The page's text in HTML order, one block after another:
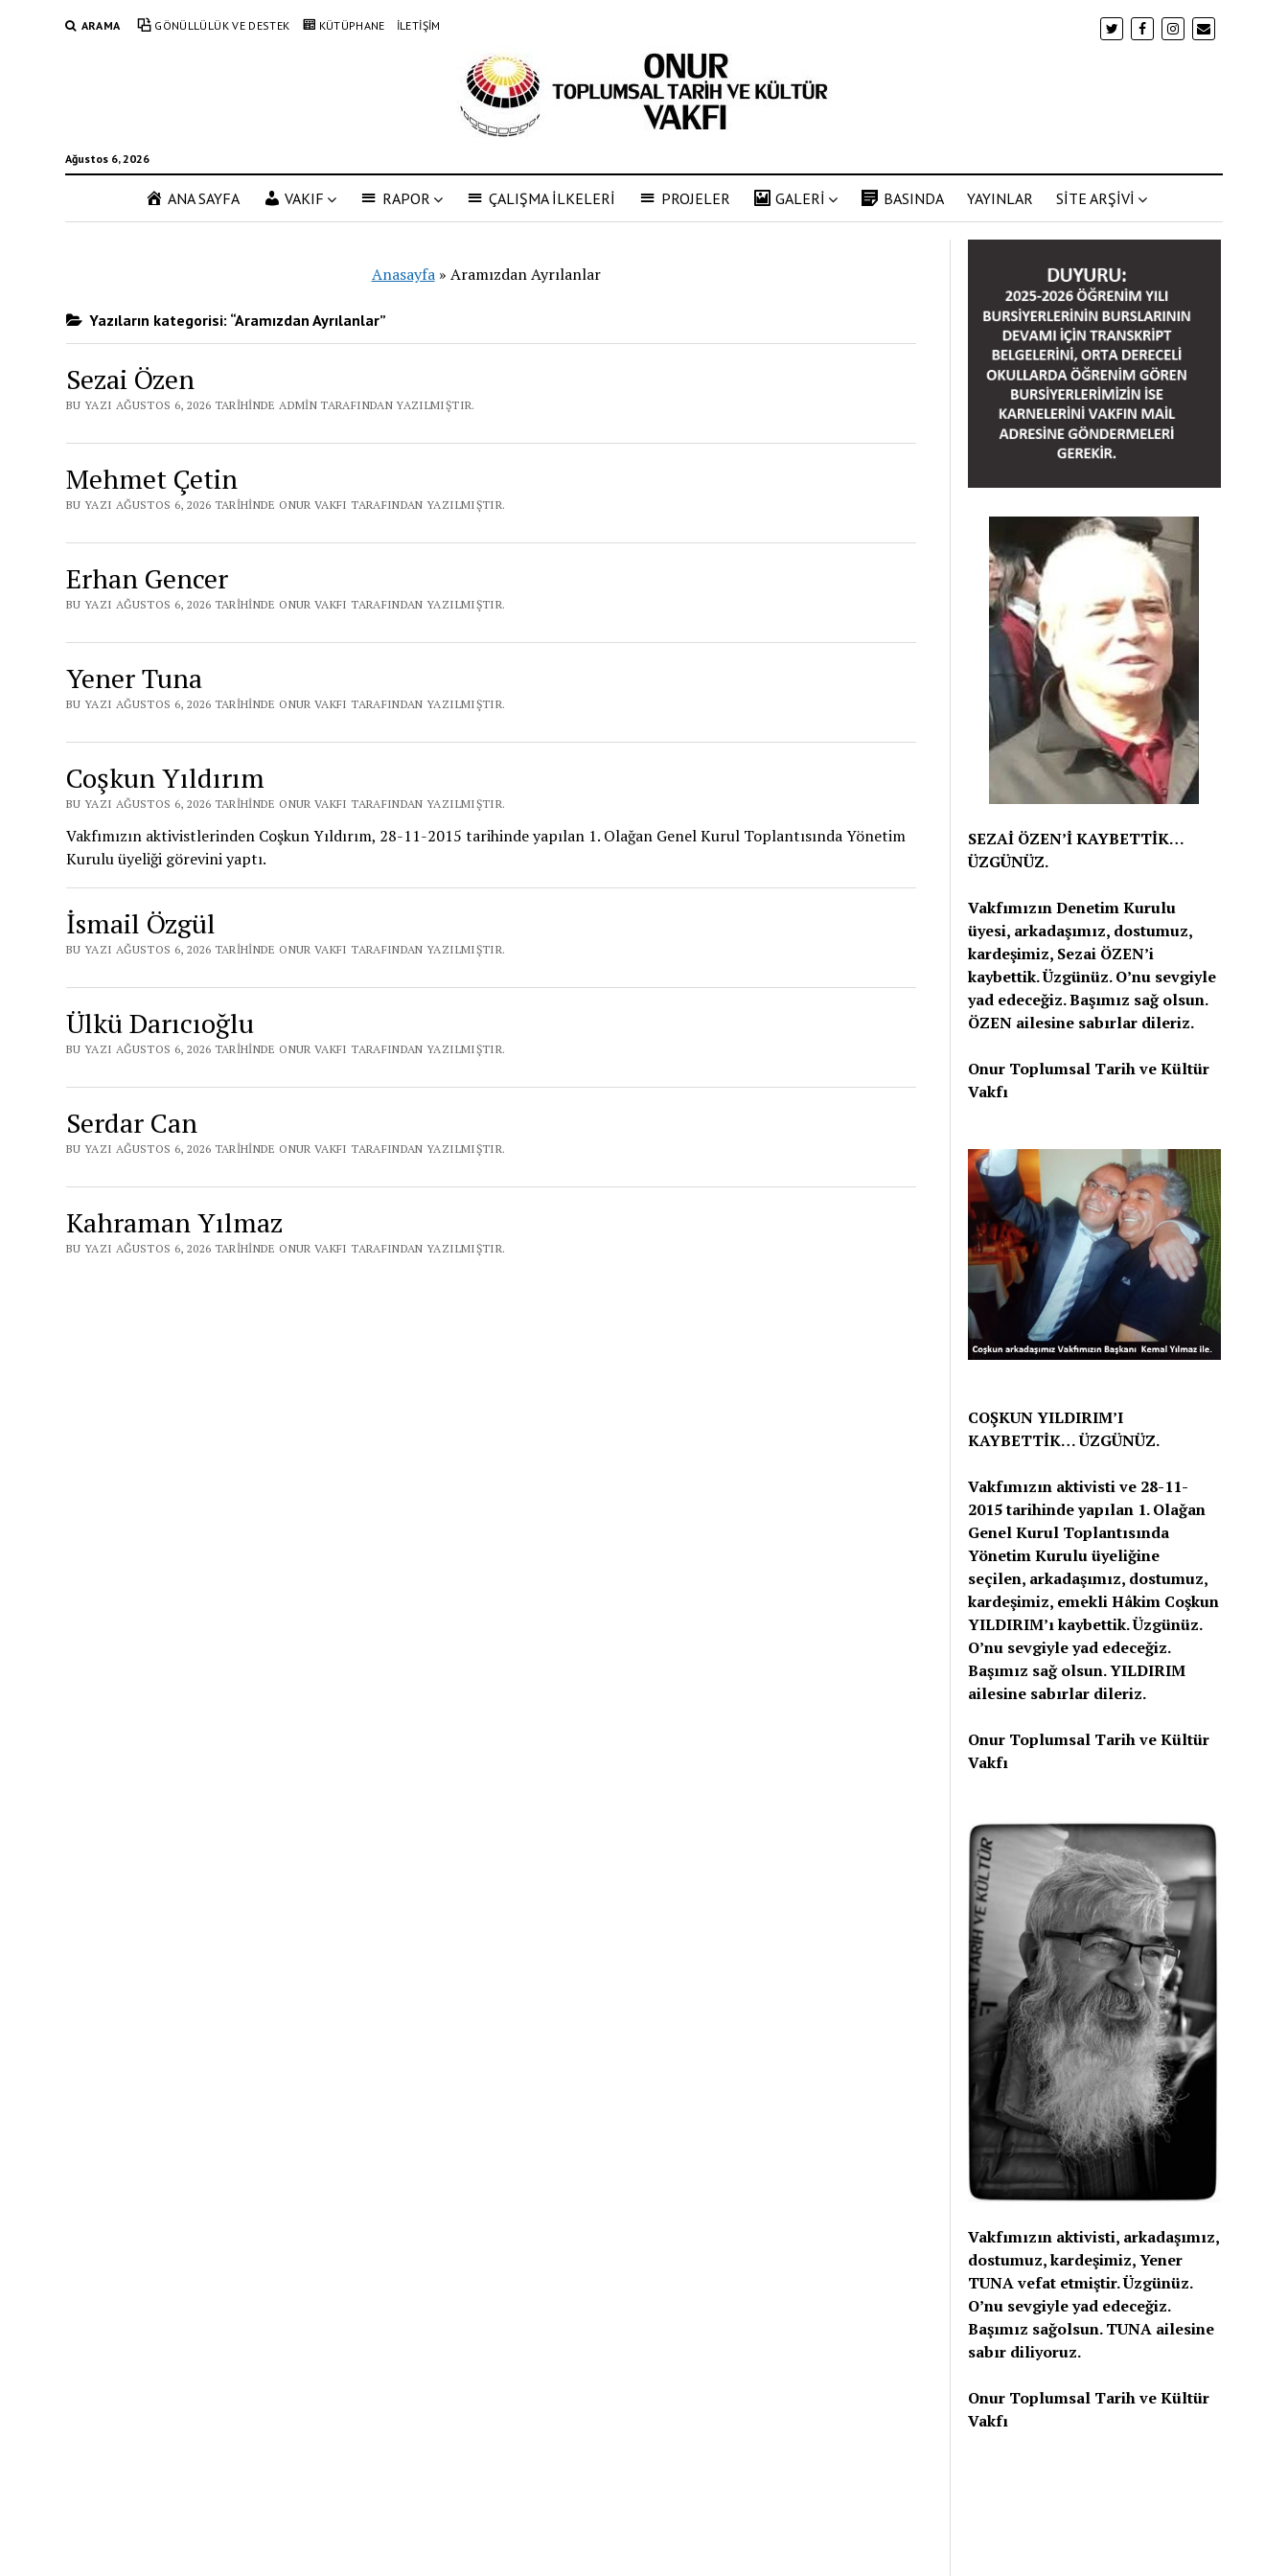
ARAMA GÖNÜLLÜLÜK VE DESTEK KÜTÜPHANE İLETİŞİM
Ağustos 6, 2026
ANA SAYFA VAKIF RAPOR ÇALIŞMA İLKELERİ PROJELER GALERİ BASINDA YAYINLAR SİTE ARŞİVİ
Anasayfa» Aramızdan Ayrılanlar
Yazıların kategorisi: “Aramızdan Ayrılanlar”
Sezai Özen
BU YAZI AĞUSTOS 6, 2026 TARIHINDE ADMIN TARAFINDAN YAZILMIŞTIR.
Mehmet Çetin
BU YAZI AĞUSTOS 6, 2026 TARIHINDE ONUR VAKFI TARAFINDAN YAZILMIŞTIR.
Erhan Gencer
BU YAZI AĞUSTOS 6, 2026 TARIHINDE ONUR VAKFI TARAFINDAN YAZILMIŞTIR.
Yener Tuna
BU YAZI AĞUSTOS 6, 2026 TARIHINDE ONUR VAKFI TARAFINDAN YAZILMIŞTIR.
Coşkun Yıldırım
BU YAZI AĞUSTOS 6, 2026 TARIHINDE ONUR VAKFI TARAFINDAN YAZILMIŞTIR.
Vakfımızın aktivistlerinden Coşkun Yıldırım, 28-11-2015 tarihinde yapılan 1. Olağan Genel Kurul Toplantısında Yönetim
Kurulu üyeliği görevini yaptı.
İsmail Özgül
BU YAZI AĞUSTOS 6, 2026 TARIHINDE ONUR VAKFI TARAFINDAN YAZILMIŞTIR.
Ülkü Darıcıoğlu
BU YAZI AĞUSTOS 6, 2026 TARIHINDE ONUR VAKFI TARAFINDAN YAZILMIŞTIR.
Serdar Can
BU YAZI AĞUSTOS 6, 2026 TARIHINDE ONUR VAKFI TARAFINDAN YAZILMIŞTIR.
Kahraman Yılmaz
BU YAZI AĞUSTOS 6, 2026 TARIHINDE ONUR VAKFI TARAFINDAN YAZILMIŞTIR.
SEZAİ ÖZEN’İ KAYBETTİK…
ÜZGÜNÜZ.
Vakfımızın Denetim Kurulu
üyesi, arkadaşımız, dostumuz,
kardeşimiz, Sezai ÖZEN’i
kaybettik. Üzgünüz. O’nu sevgiyle
yad edeceğiz. Başımız sağ olsun.
ÖZEN ailesine sabırlar dileriz.
Onur Toplumsal Tarih ve Kültür
Vakfı
COŞKUN YILDIRIM’I
KAYBETTİK… ÜZGÜNÜZ.
Vakfımızın aktivisti ve 28-11-
2015 tarihinde yapılan 1. Olağan
Genel Kurul Toplantısında
Yönetim Kurulu üyeliğine
seçilen, arkadaşımız, dostumuz,
kardeşimiz, emekli Hâkim Coşkun
YILDIRIM’ı kaybettik. Üzgünüz.
O’nu sevgiyle yad edeceğiz.
Başımız sağ olsun. YILDIRIM
ailesine sabırlar dileriz.
Onur Toplumsal Tarih ve Kültür
Vakfı
Vakfımızın aktivisti, arkadaşımız,
dostumuz, kardeşimiz, Yener
TUNA vefat etmiştir. Üzgünüz.
O’nu sevgiyle yad edeceğiz.
Başımız sağolsun. TUNA ailesine
sabır diliyoruz.
Onur Toplumsal Tarih ve Kültür
Vakfı